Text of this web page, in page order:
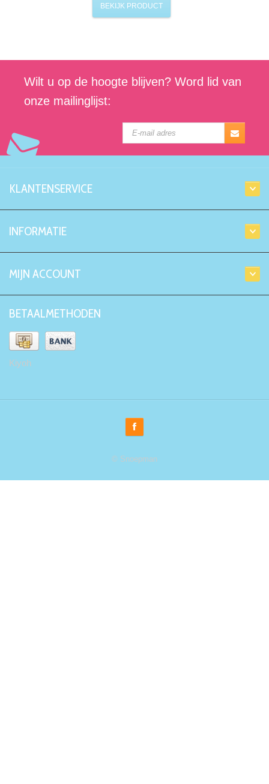
BEKIJK PRODUCT
Wilt u op de hoogte blijven? Word lid van
onze mailinglijst:
KLANTENSERVICE
INFORMATIE
MIJN ACCOUNT
BETAALMETHODEN
Kiyoh
© Snoepman